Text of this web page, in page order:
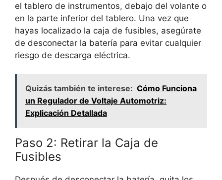
el tablero de instrumentos, debajo del volante o
en la parte inferior del tablero. Una vez que
hayas localizado la caja de fusibles, asegúrate
de desconectar la batería para evitar cualquier
riesgo de descarga eléctrica.
Quizás también te interese: Cómo Funciona
un Regulador de Voltaje Automotriz:
Explicación Detallada
Paso 2: Retirar la Caja de
Fusibles